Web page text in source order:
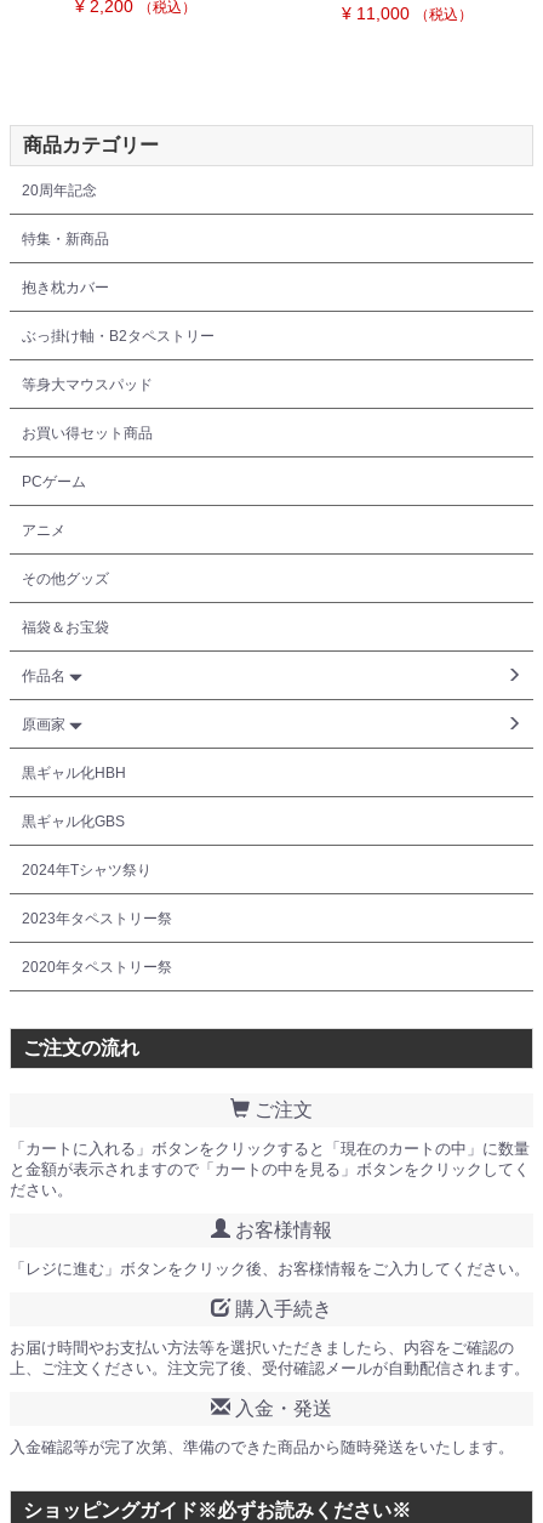
¥ 2,200 （税込） ¥ 11,000 （税込）
商品カテゴリー
20周年記念
特集・新商品
抱き枕カバー
ぶっ掛け軸・B2タペストリー
等身大マウスパッド
お買い得セット商品
PCゲーム
アニメ
その他グッズ
福袋＆お宝袋
作品名
原画家
黒ギャル化HBH
黒ギャル化GBS
2024年Tシャツ祭り
2023年タペストリー祭
2020年タペストリー祭
ご注文の流れ
ご注文
「カートに入れる」ボタンをクリックすると「現在のカートの中」に数量
と金額が表示されますので「カートの中を見る」ボタンをクリックしてく
ださい。
お客様情報
「レジに進む」ボタンをクリック後、お客様情報をご入力してください。
購入手続き
お届け時間やお支払い方法等を選択いただきましたら、内容をご確認の
上、ご注文ください。注文完了後、受付確認メールが自動配信されます。
入金・発送
入金確認等が完了次第、準備のできた商品から随時発送をいたします。
ショッピングガイド※必ずお読みください※